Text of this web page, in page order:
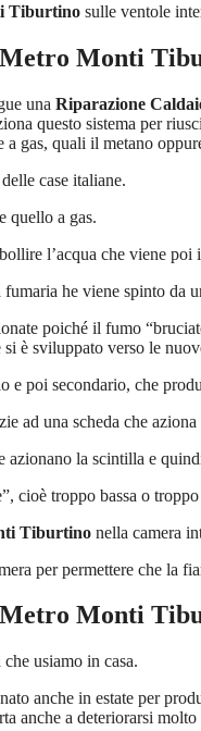
Tiburtino sulle ventole
Monti
una Riparazione
questo sistema per
a gas, quali il metano
case italiane.
quello a gas.
l’acqua che viene
he viene spinto da
poiché il fumo
è sviluppato verso le
e poi secondario, che
ad una scheda che
azionano la scintilla e
cioè troppo bassa o
Tiburtino nella camera
per permettere che la
Monti
usiamo in casa.
anche in estate per
anche a deteriorarsi molto